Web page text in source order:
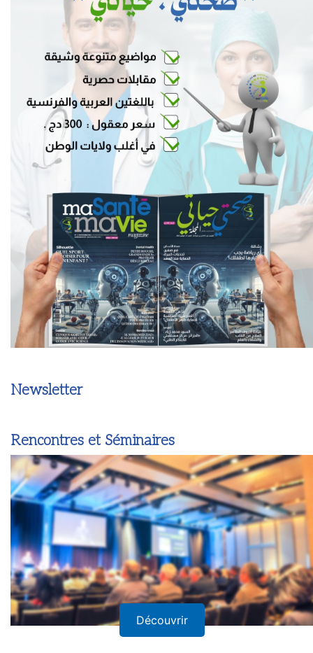
Newsletter
Rencontres et Séminaires
Découvrir